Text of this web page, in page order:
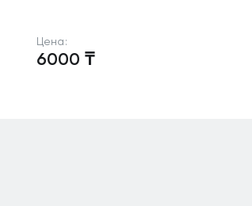
Цена:
6000 ₸